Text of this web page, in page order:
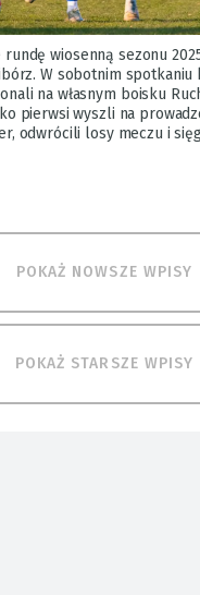
rundę wiosenną sezonu
W sobotnim
na własnym boisku
pierwsi wyszli na
odwrócili losy meczu i
POKAŻ NOWSZE WPISY
POKAŻ STARSZE WPISY